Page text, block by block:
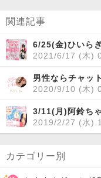
関連記事
2021/6/17 (木)
2020/9/10 (木)
2019/2/27 (水)
カテゴリー別